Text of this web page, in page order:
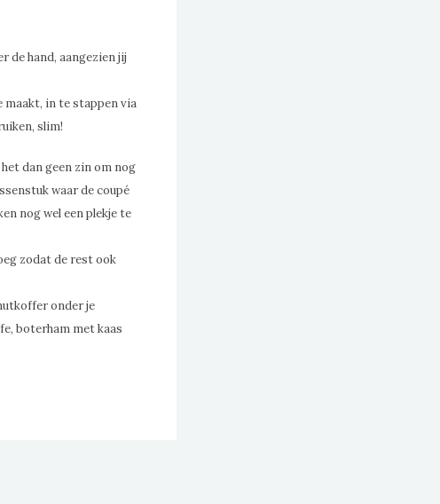
de hand, aangezien jij
maakt, in te stappen via
slim!
dan geen zin om nog
waar de coupé
nog wel een plekje te
zodat de rest ook
onder je
boterham met kaas